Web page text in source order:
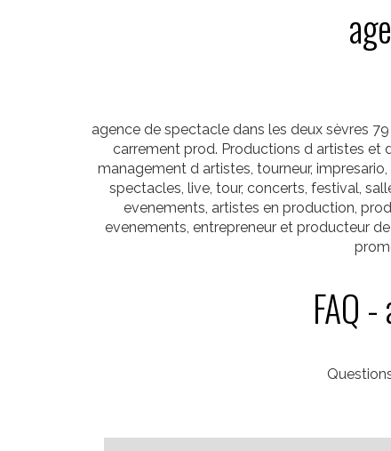
agence de spectacle dans les deux sèvres
carrement prod. Productions d artistes et
management d artistes, tourneur,
spectacles, live, tour, concerts, festival,
evenements, artistes en production,
evenements, entrepreneur et producteur
FAQ